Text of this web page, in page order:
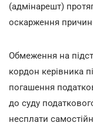
(адмінарешт)
оскарження
Обмеження на
кордон керівника
погашення
до суду
несплати